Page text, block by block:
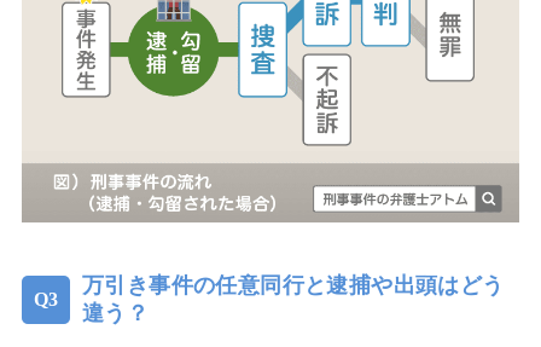
万引き事件の任意同行と逮捕や出頭はどう
違う？